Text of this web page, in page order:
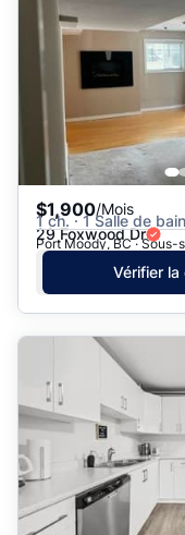
Date: les plus récents
Date: les plus
Prix - $$$ à $
Prix - $ à $$$
$1,900/Mois
1 ch. · 1 Salle de
29 Foxwood Dr
Port Moody, BC · Sous-
Vérifier